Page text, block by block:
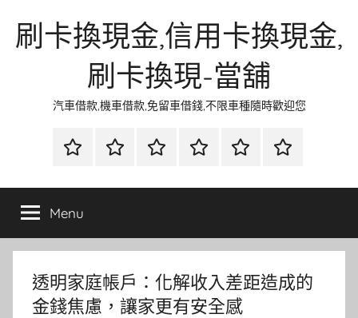
刷卡換現金,信用卡換現金,
刷卡換現-當舖
汽車借款,機車借款,免留車借錢,不限車種隨時歡迎您
首
當
金
網
資
流
時
環
清
聯
徵
Menu
透明家庭帳戶：化解收入差距造成的
金錢焦慮，讓家更有安全感